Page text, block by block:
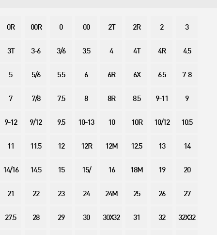
0R 00R 0 00 2T 2R 2 3
3T 3-6 3/6 3.5 4 4T 4R 4.5
5 5/6 5.5 6 6R 6X 6.5 7-8
7 7/8 7.5 8 8R 8.5 9-11 9
9-12 9/12 9.5 10-13 10 10R 10/12 10.5
11 11.5 12 12R 12M 12.5 13 14
14/16 14.5 15 15/ 16 18M 19 20
21 22 23 24 24M 25 26 27
27.5 28 29 30 30X32 31 32 32X32